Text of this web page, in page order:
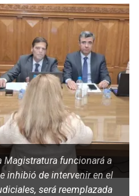
Magistratura funcionará a
inhibió de intervenir en el
será reemplazada